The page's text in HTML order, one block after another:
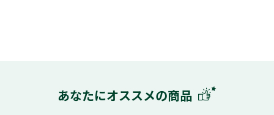
あなたにオススメの商品